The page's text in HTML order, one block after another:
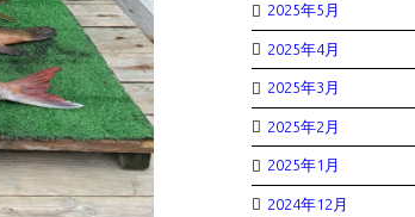
2025年5月
2025年4月
2025年3月
2025年2月
2025年1月
2024年12月